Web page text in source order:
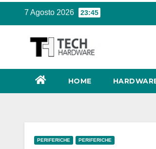
contenuto
7 Agosto 2026 23:45
HOME
PERIFERICHE PERIFERICHE